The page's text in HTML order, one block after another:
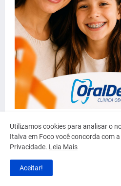
Utilizamos cookies para analisar o
Italva em Foco você concorda com
Privacidade. Leia Mais
Aceitar!